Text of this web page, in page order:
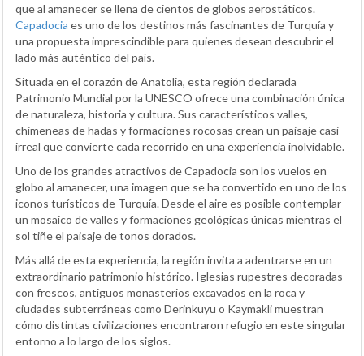
que al amanecer se llena de cientos de globos aerostáticos.
Capadocia es uno de los destinos más fascinantes de Turquía y
una propuesta imprescindible para quienes desean descubrir el
lado más auténtico del país.
Situada en el corazón de Anatolia, esta región declarada
Patrimonio Mundial por la UNESCO ofrece una combinación única
de naturaleza, historia y cultura. Sus característicos valles,
chimeneas de hadas y formaciones rocosas crean un paisaje casi
irreal que convierte cada recorrido en una experiencia inolvidable.
Uno de los grandes atractivos de Capadocia son los vuelos en
globo al amanecer, una imagen que se ha convertido en uno de los
iconos turísticos de Turquía. Desde el aire es posible contemplar
un mosaico de valles y formaciones geológicas únicas mientras el
sol tiñe el paisaje de tonos dorados.
Más allá de esta experiencia, la región invita a adentrarse en un
extraordinario patrimonio histórico. Iglesias rupestres decoradas
con frescos, antiguos monasterios excavados en la roca y
ciudades subterráneas como Derinkuyu o Kaymakli muestran
cómo distintas civilizaciones encontraron refugio en este singular
entorno a lo largo de los siglos.